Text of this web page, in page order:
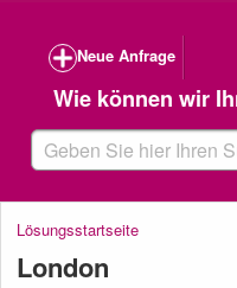
Neue Anfrage
Wie können wir
Lösungsstartseite
London